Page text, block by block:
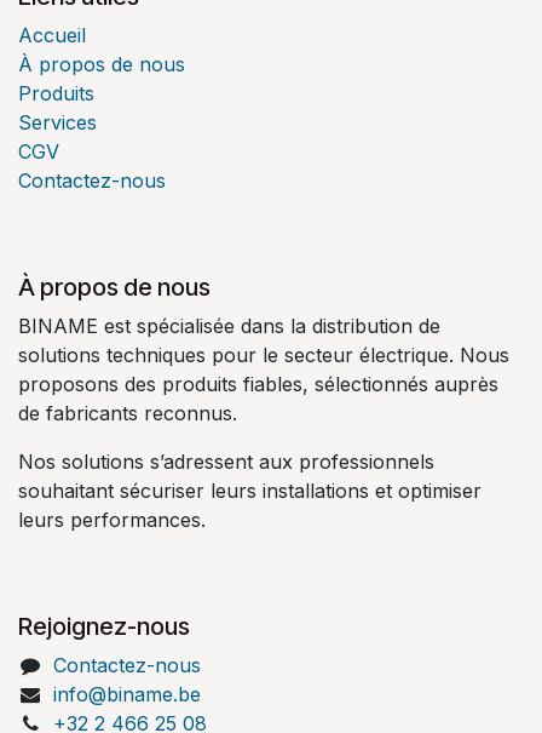
Accueil
À propos de nous
Produits
Services
CGV
Contactez-nous
À propos de nous
BINAME est spécialisée dans la distribution de
solutions techniques pour le secteur électrique. Nous
proposons des produits fiables, sélectionnés auprès
de fabricants reconnus.
Nos solutions s’adressent aux professionnels
souhaitant sécuriser leurs installations et optimiser
leurs performances.
Rejoignez-nous
Contactez-nous
info@biname.be
+32 2 466 25 08